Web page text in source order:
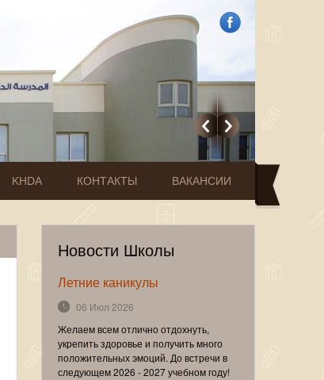
KHDA КОНТАКТЫ ВАКАНСИИ
Новости Школы
Летние каникулы
06 Июл 2026
Желаем всем отлично отдохнуть,
укрепить здоровье и получить много
положительных эмоций. До встречи в
следующем 2026 - 2027 учебном году!